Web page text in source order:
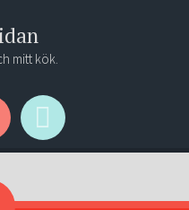
mitt kök.